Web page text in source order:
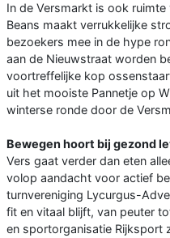
In de Versmarkt is ook
Beans maakt verrukkelijke
bezoekers mee in de hype
aan de Nieuwstraat worden
voortreffelijke kop
uit het mooiste Pannetje op
winterse ronde door de
Bewegen hoort bij gezond
Vers gaat verder dan eten
volop aandacht voor actief
turnvereniging Lycurgus-
fit en vitaal blijft, van peuter
en sportorganisatie Rijksport